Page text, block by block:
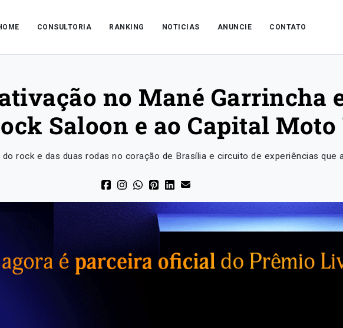
CONSULTORIA RANKING NOTICIAS ANUNCIE CONTATO
no Mané Garrincha
Saloon e ao Capital Moto
rock e das duas rodas no coração de Brasília e circuito de experiências que